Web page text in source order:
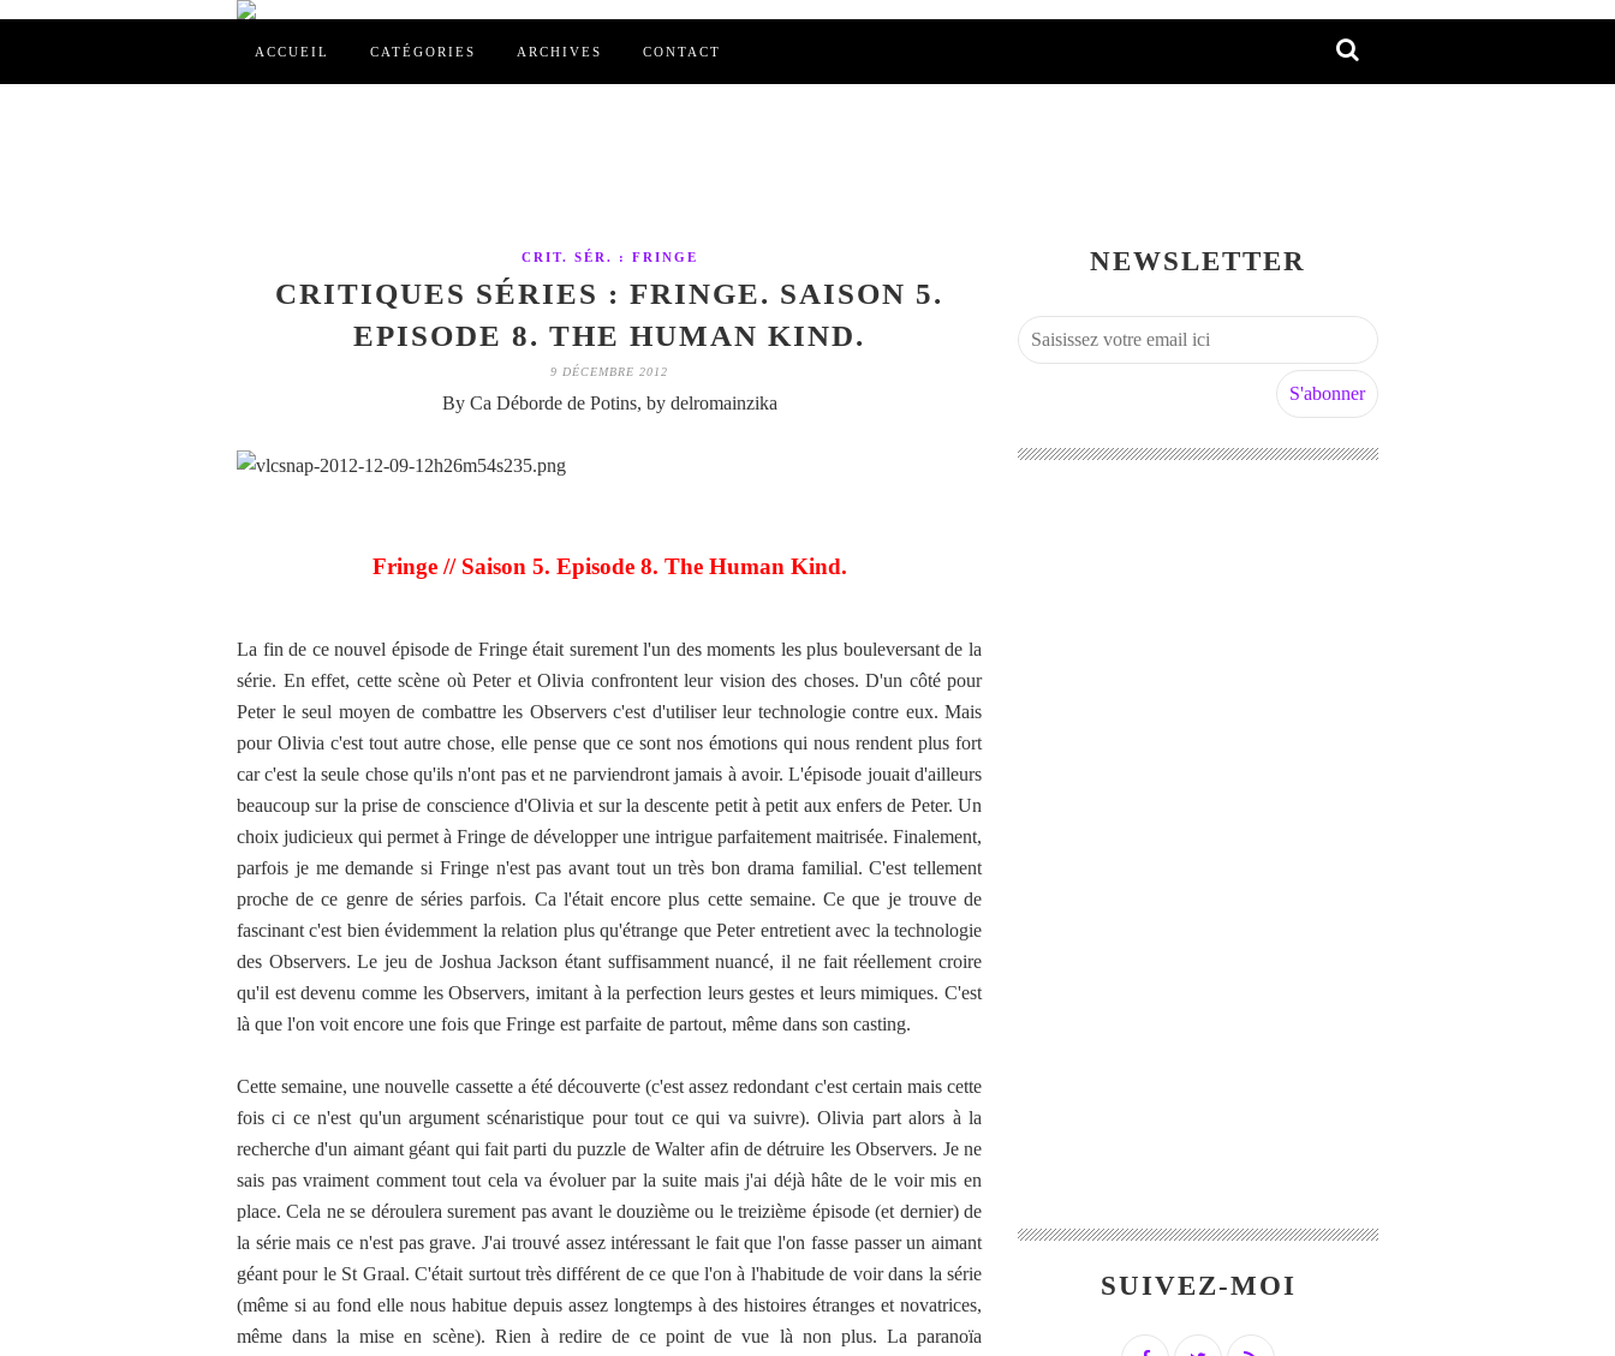
ACCUEIL CATÉGORIES ARCHIVES CONTACT
CRIT. SÉR. : FRINGE
CRITIQUES SÉRIES : FRINGE. SAISON 5.
EPISODE 8. THE HUMAN KIND.
9 DÉCEMBRE 2012
By Ca Déborde de Potins, by delromainzika
Fringe // Saison 5. Episode 8. The Human Kind.
La fin de ce nouvel épisode de Fringe était surement l'un des moments les plus bouleversant de la
série. En effet, cette scène où Peter et Olivia confrontent leur vision des choses. D'un côté pour
Peter le seul moyen de combattre les Observers c'est d'utiliser leur technologie contre eux. Mais
pour Olivia c'est tout autre chose, elle pense que ce sont nos émotions qui nous rendent plus fort
car c'est la seule chose qu'ils n'ont pas et ne parviendront jamais à avoir. L'épisode jouait d'ailleurs
beaucoup sur la prise de conscience d'Olivia et sur la descente petit à petit aux enfers de Peter. Un
choix judicieux qui permet à Fringe de développer une intrigue parfaitement maitrisée. Finalement,
parfois je me demande si Fringe n'est pas avant tout un très bon drama familial. C'est tellement
proche de ce genre de séries parfois. Ca l'était encore plus cette semaine. Ce que je trouve de
fascinant c'est bien évidemment la relation plus qu'étrange que Peter entretient avec la technologie
des Observers. Le jeu de Joshua Jackson étant suffisamment nuancé, il ne fait réellement croire
qu'il est devenu comme les Observers, imitant à la perfection leurs gestes et leurs mimiques. C'est
là que l'on voit encore une fois que Fringe est parfaite de partout, même dans son casting.
Cette semaine, une nouvelle cassette a été découverte (c'est assez redondant c'est certain mais cette
fois ci ce n'est qu'un argument scénaristique pour tout ce qui va suivre). Olivia part alors à la
recherche d'un aimant géant qui fait parti du puzzle de Walter afin de détruire les Observers. Je ne
sais pas vraiment comment tout cela va évoluer par la suite mais j'ai déjà hâte de le voir mis en
place. Cela ne se déroulera surement pas avant le douzième ou le treizième épisode (et dernier) de
la série mais ce n'est pas grave. J'ai trouvé assez intéressant le fait que l'on fasse passer un aimant
géant pour le St Graal. C'était surtout très différent de ce que l'on à l'habitude de voir dans la série
(même si au fond elle nous habitue depuis assez longtemps à des histoires étranges et novatrices,
même dans la mise en scène). Rien à redire de ce point de vue là non plus. La paranoïa
NEWSLETTER
SUIVEZ-MOI